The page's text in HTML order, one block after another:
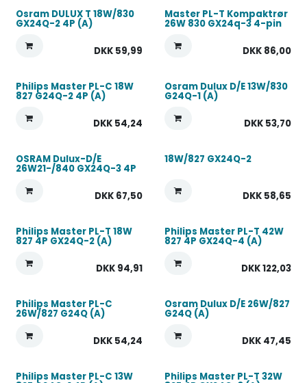
Osram DULUX T 18W/830
GX24Q-2 4P (A)
DKK 59,99
Master PL-T Kompaktrør
26W 830 GX24q-3 4-pin
DKK 86,00
Philips Master PL-C 18W
827 G24Q-2 4P (A)
DKK 54,24
Osram Dulux D/E 13W/830
G24Q-1 (A)
DKK 53,70
OSRAM Dulux-D/E
26W21-/840 GX24Q-3 4P
DKK 67,50
18W/827 GX24Q-2
DKK 58,65
Philips Master PL-T 18W
827 4P GX24Q-2 (A)
DKK 94,91
Philips Master PL-T 42W
827 4P GX24Q-4 (A)
DKK122,03
Philips Master PL-C
26W/827 G24Q (A)
DKK 54,24
Osram Dulux D/E 26W/827
G24Q (A)
DKK 47,45
Philips Master PL-C 13W Philips Master PL-T 32W